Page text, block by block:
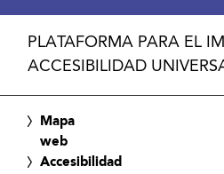
PLATAFORMA PARA EL
ACCESIBILIDAD
Mapa
web
Accesibilidad